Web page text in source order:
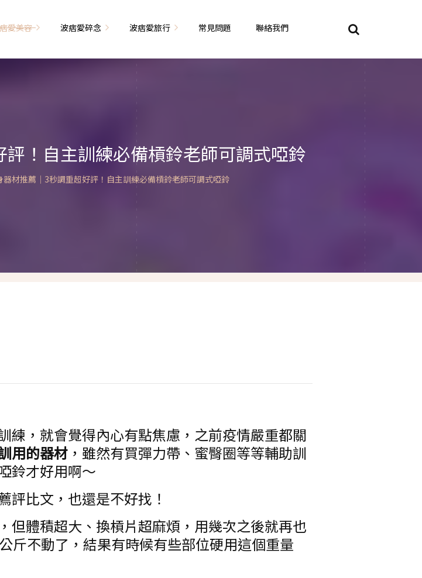
主題穿搭
愛美容 波痞愛碎念
小狗喔唷日記
藝術大學生活
波痞愛旅行
京都自由行
峇里島自由行
常見問題 聯絡我們
！自主訓練必備槓鈴老師可調式啞鈴
器材推薦｜3秒調重超好評！自主訓練必備槓鈴老師可調式啞鈴
練，就會覺得內心有點焦慮，之前疫情嚴重都關
用的器材 ，雖然有買彈力帶、蜜臀圈等等輔助訓
鈴才好用啊～
評比文，也還是不好找！
但體積超大、換槓片超麻煩，用幾次之後就再也
斤不動了，結果有時候有些部位硬用這個重量